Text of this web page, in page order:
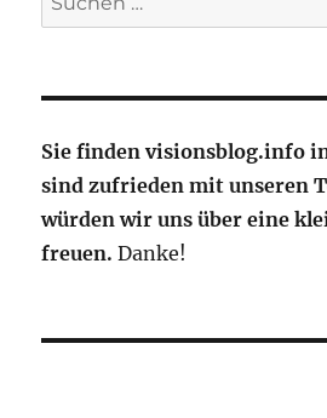
nach:
Sie finden visionsblog.info
sind zufrieden mit unseren
würden wir uns über eine
freuen. Danke!